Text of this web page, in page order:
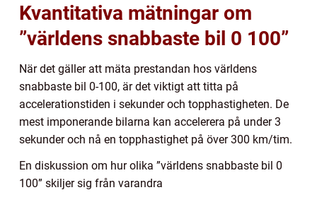
Kvantitativa mätningar om
”världens snabbaste bil 0 100”
När det gäller att mäta prestandan hos världens
snabbaste bil 0-100, är det viktigt att titta på
accelerationstiden i sekunder och topphastigheten. De
mest imponerande bilarna kan accelerera på under 3
sekunder och nå en topphastighet på över 300 km/tim.
En diskussion om hur olika ”världens snabbaste bil 0
100” skiljer sig från varandra